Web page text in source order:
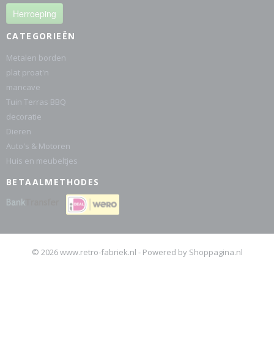
Herroeping
CATEGORIEËN
Metalen borden
plat proat'n
mancave
Tuin Terras BBQ
decoratie
Dieren
Auto's & Motoren
Huis en meubeltjes
BETAALMETHODES
© 2026 www.retro-fabriek.nl - Powered by Shoppagina.nl